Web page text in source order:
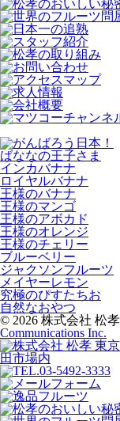
ばななの王子さま
インカバナナ
ロイヤルバナナ
王様のバナナ
王様のマンゴ
王様のアボカド
王様のオレンジ
王様のチェリー
ブルーベリー
ジャクソンフルーツ
メイヤーレモン
究極のぴすたちお
自然なおやつ
© 2026 株式会社 松孝
Communications Inc.